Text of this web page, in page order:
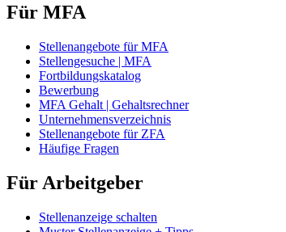
Für MFA
Stellenangebote für MFA
Stellengesuche | MFA
Fortbildungskatalog
Bewerbung
MFA Gehalt | Gehaltsrechner
Unternehmensverzeichnis
Stellenangebote für ZFA
Häufige Fragen
Für Arbeitgeber
Stellenanzeige schalten